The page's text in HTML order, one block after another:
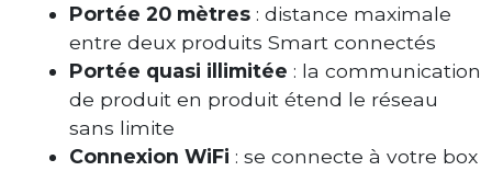
Portée 20 mètres: distance maximale
entre deux produits Smart connectés
Portée quasi illimitée : la communication
de produit en produit étend le réseau
sans limite
Connexion WiFi : se connecte à votre box